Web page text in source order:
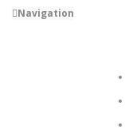
Navigation